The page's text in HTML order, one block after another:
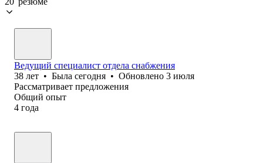
Ведущий специалист отдела снабжения
38 лет • Была сегодня • Обновлено 3 июля
Рассматривает предложения
Общий опыт
4 года